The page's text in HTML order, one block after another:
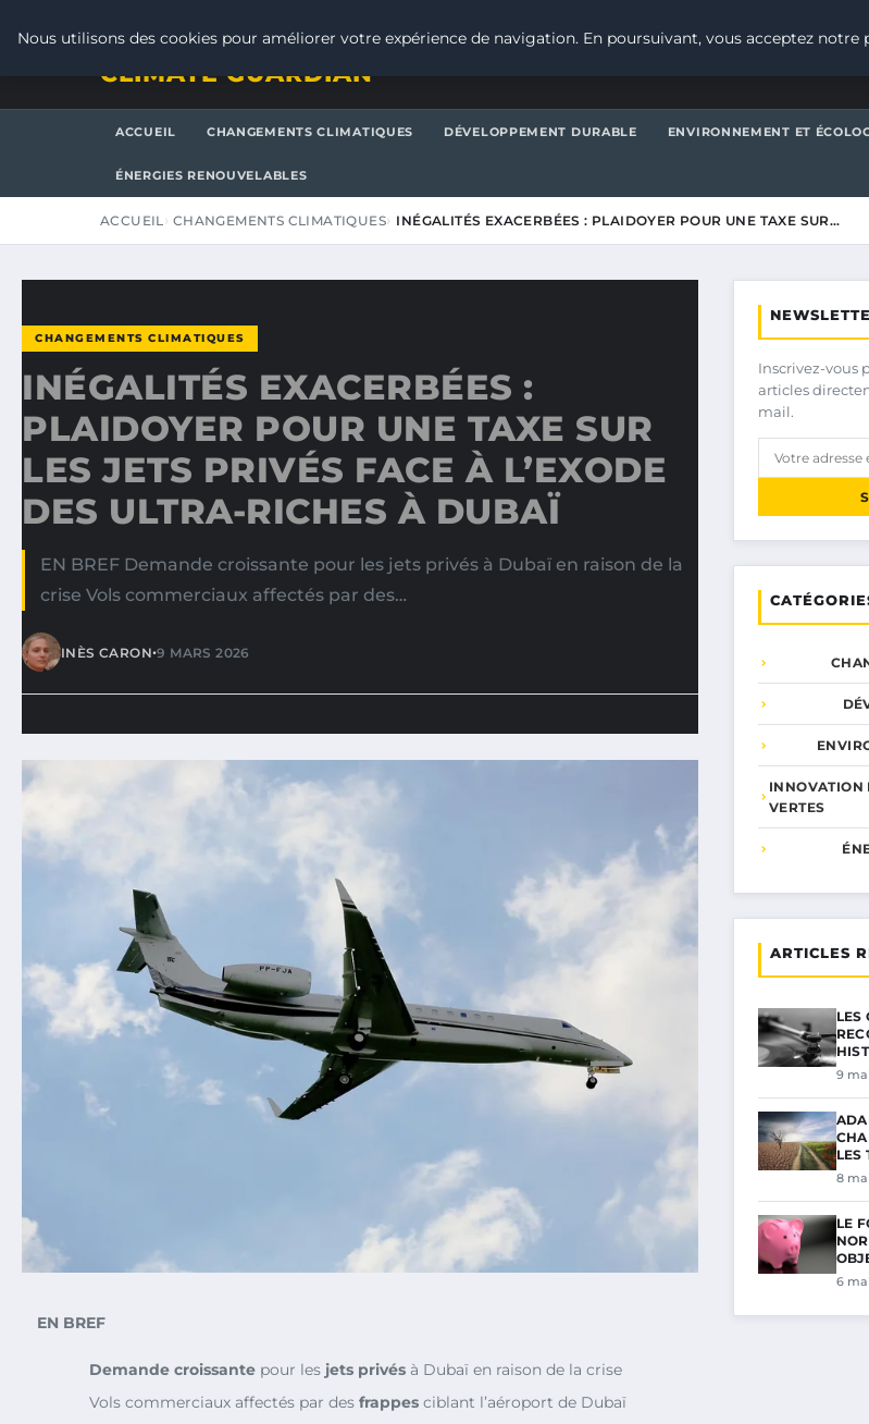
CLIMATE GUARDIAN
ACCUEIL CHANGEMENTS CLIMATIQUES DÉVELOPPEMENT DURABLE ENVIRONNEMENT ET
ÉNERGIES RENOUVELABLES
ACCUEIL CHANGEMENTS CLIMATIQUES INÉGALITÉS EXACERBÉES : PLAIDOYER POUR UNE TAXE SUR…
CHANGEMENTS CLIMATIQUES
INÉGALITÉS EXACERBÉES :
PLAIDOYER POUR UNE TAXE SUR
LES JETS PRIVÉS FACE À L’EXODE
DES ULTRA-RICHES À DUBAÏ
EN BREF Demande croissante pour les jets privés à Dubaï en raison de la
crise Vols commerciaux affectés par des…
INÈS CARON•9 MARS 2026
EN BREF
Demande croissante pour les jets privés à Dubaï en raison de la crise
Vols commerciaux affectés par des frappes ciblant l’aéroport de Dubaï
Inscrivez-vous
articles
mail.
INNOVATION
VERTES
ARTICLES
LES
9
LES
8
LE
6
Nous utilisons des cookies pour améliorer votre expérience de navigation. En poursuivant, vous acceptez